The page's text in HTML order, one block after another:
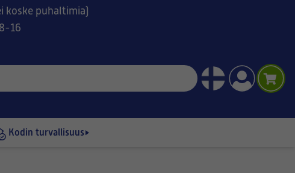
koske puhaltimia)
16
Kodin turvallisuus